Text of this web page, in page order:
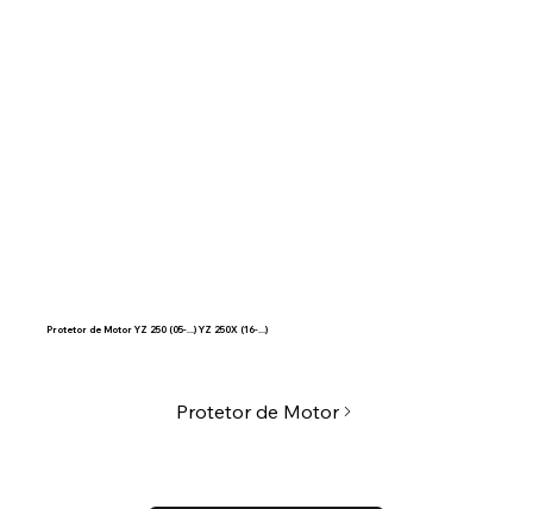
Protetor de Motor YZ 250 (05-...) YZ 250X (16-...)
Protetor de Motor